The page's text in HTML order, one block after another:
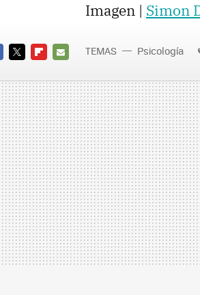
Imagen | Simon
MAIL
TEMAS Psicología